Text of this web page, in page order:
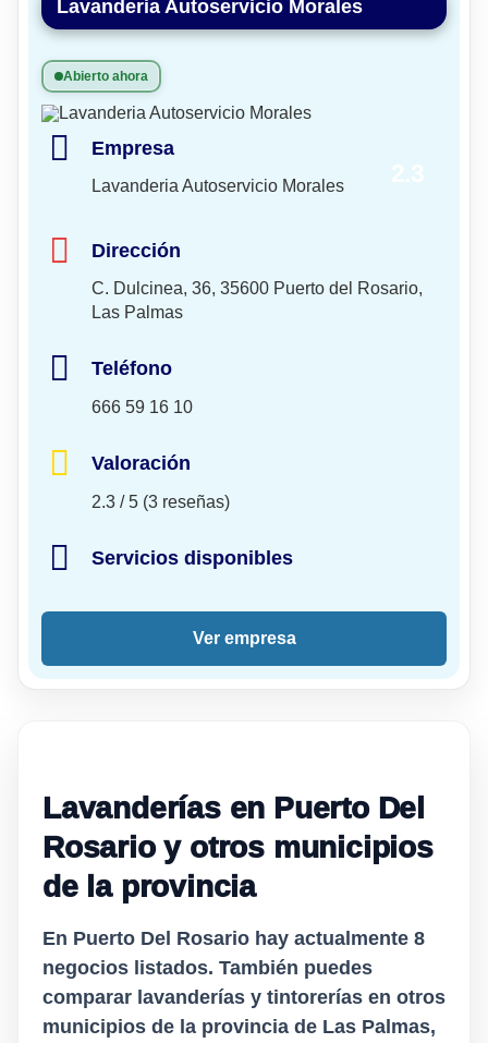
Lavanderia Autoservicio Morales
Abierto ahora
Empresa
Lavanderia Autoservicio Morales
Dirección
C. Dulcinea, 36, 35600 Puerto del Rosario,
Las Palmas
Teléfono
666 59 16 10
Valoración
2.3 / 5 (3 reseñas)
Servicios disponibles
Ver empresa
Lavanderías en Puerto Del
Rosario y otros municipios
de la provincia
En Puerto Del Rosario hay actualmente 8
negocios listados. También puedes
comparar lavanderías y tintorerías en otros
municipios de la provincia de Las Palmas,